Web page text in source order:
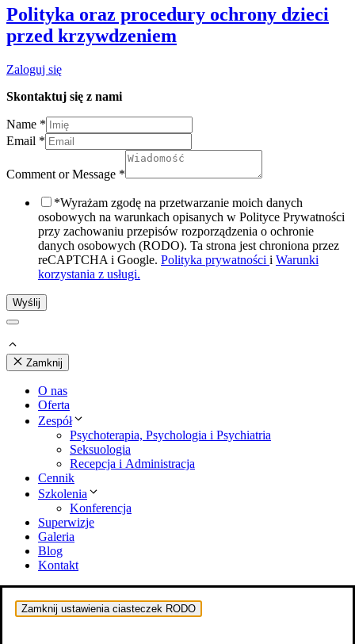
Polityka oraz procedury ochrony dzieci
przed krzywdzeniem
Zaloguj się
Skontaktuj się z nami
Name *
Email *
Comment or Message *
*Wyrażam zgodę na przetwarzanie moich danych
osobowych na warunkach opisanych w Polityce Prywatności
przy zachowaniu przepisów rozporządzenia o ochronie
danych osobowych (RODO). Ta strona jest chroniona przez
reCAPTCHA i Google. Polityka prywatności i Warunki
korzystania z usługi.
Wyślij
Zamknij
O nas
Oferta
Zespół
Psychoterapia, Psychologia i Psychiatria
Seksuologia
Recepcja i Administracja
Cennik
Szkolenia
Konferencja
Superwizje
Galeria
Blog
Kontakt
Zamknij ustawienia ciasteczek RODO